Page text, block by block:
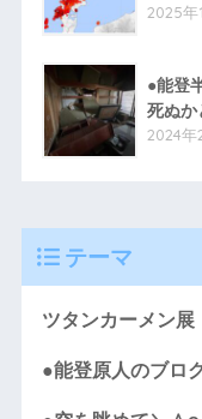
2025年
●能登
死ぬか
2024年
テーマ
ツタンカーメン展
●能登原人のブロ